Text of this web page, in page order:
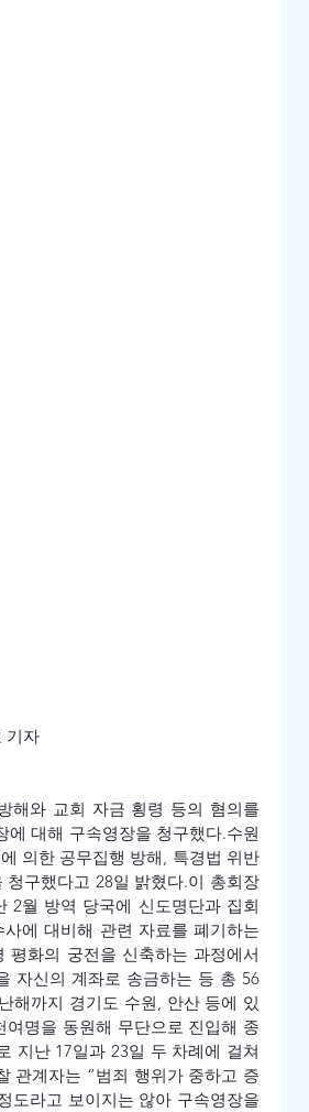
기자
해와 교회 자금 횡령 등의 혐의를
에 대해 구속영장을 청구했다.수원
의한 공무집행 방해, 특경법 위반
구했다고 28일 밝혔다.이 총회장
2월 방역 당국에 신도명단과 집회
에 대비해 관련 자료를 폐기하는
평화의 궁전을 신축하는 과정에서
자신의 계좌로 송금하는 등 총 56
해까지 경기도 수원, 안산 등에 있
명을 동원해 무단으로 진입해 종
지난 17일과 23일 두 차례에 걸쳐
관계자는 “범죄 행위가 중하고 증
도라고 보이지는 않아 구속영장을